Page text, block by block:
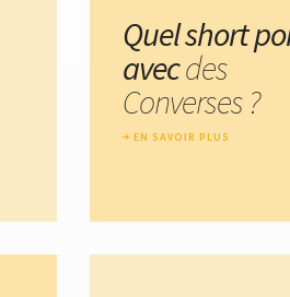
Quel short
avecdes
Converses ?
EN SAVOIR PLUS